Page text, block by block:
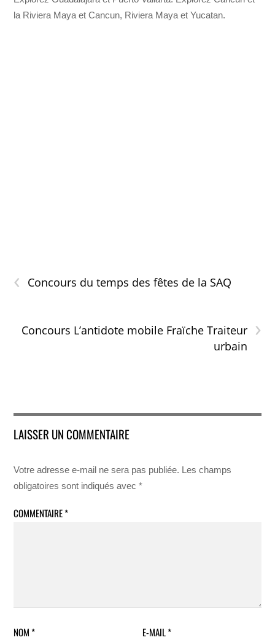
la Riviera Maya et Cancun, Riviera Maya et Yucatan.
‹ Concours du temps des fêtes de la SAQ
›
Concours L’antidote mobile Fraïche Traiteur
urbain
LAISSER UN COMMENTAIRE
Votre adresse e-mail ne sera pas publiée. Les champs
obligatoires sont indiqués avec*
COMMENTAIRE*
NOM* E-MAIL*